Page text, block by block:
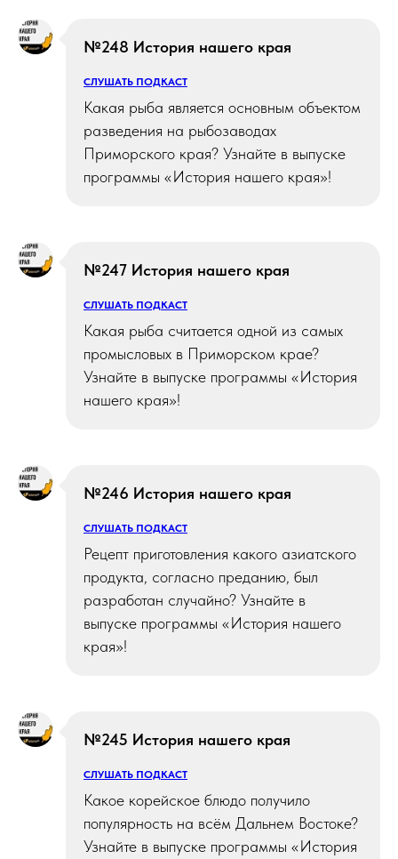
№248 История нашего края
СЛУШАТЬ ПОДКАСТ
Какая рыба является основным объектом
разведения на рыбозаводах
Приморского края? Узнайте в выпуске
программы «История нашего края»!
№247 История нашего края
СЛУШАТЬ ПОДКАСТ
Какая рыба считается одной из самых
промысловых в Приморском крае?
Узнайте в выпуске программы «История
нашего края»!
№246 История нашего края
СЛУШАТЬ ПОДКАСТ
Рецепт приготовления какого азиатского
продукта, согласно преданию, был
разработан случайно? Узнайте в
выпуске программы «История нашего
края»!
№245 История нашего края
СЛУШАТЬ ПОДКАСТ
Какое корейское блюдо получило
популярность на всём Дальнем Востоке?
Узнайте в выпуске программы «История